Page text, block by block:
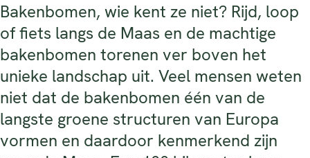
Bakenbomen, wie kent ze niet? Rijd, loop
of fiets langs de Maas en de machtige
bakenbomen torenen ver boven het
unieke landschap uit. Veel mensen weten
niet dat de bakenbomen één van de
langste groene structuren van Europa
vormen en daardoor kenmerkend zijn